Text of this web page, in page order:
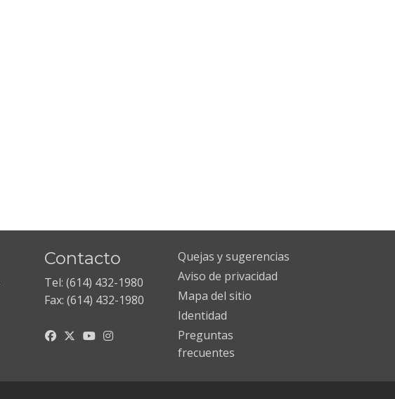
Contacto
Tel: (614) 432-1980
Fax: (614) 432-1980
Quejas y sugerencias
Aviso de privacidad
Mapa del sitio
Identidad
Preguntas
frecuentes